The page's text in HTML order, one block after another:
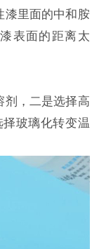
里面的中和胺
表面的距离太
，二是选择高
玻璃化转变温